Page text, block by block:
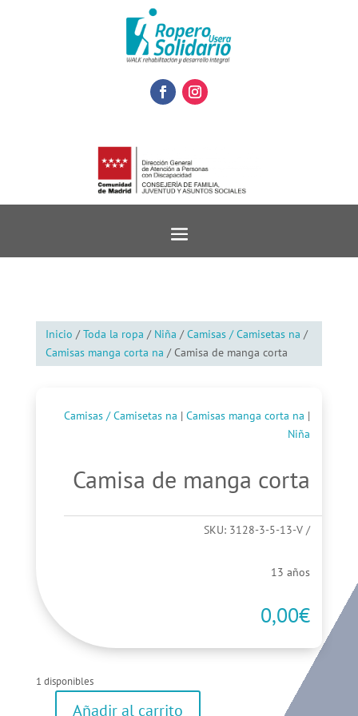
Inicio /Toda la ropa / Niña /Camisas / Camisetas na /
Camisas manga corta na / Camisa de manga corta
Camisas / Camisetas na |Camisas manga corta na |
Niña
Camisa de manga corta
SKU: 3128-3-5-13-V
13 años
0,00€
1 disponibles
Añadir al carrito